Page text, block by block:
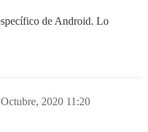
de Android. Lo
2020 11:20